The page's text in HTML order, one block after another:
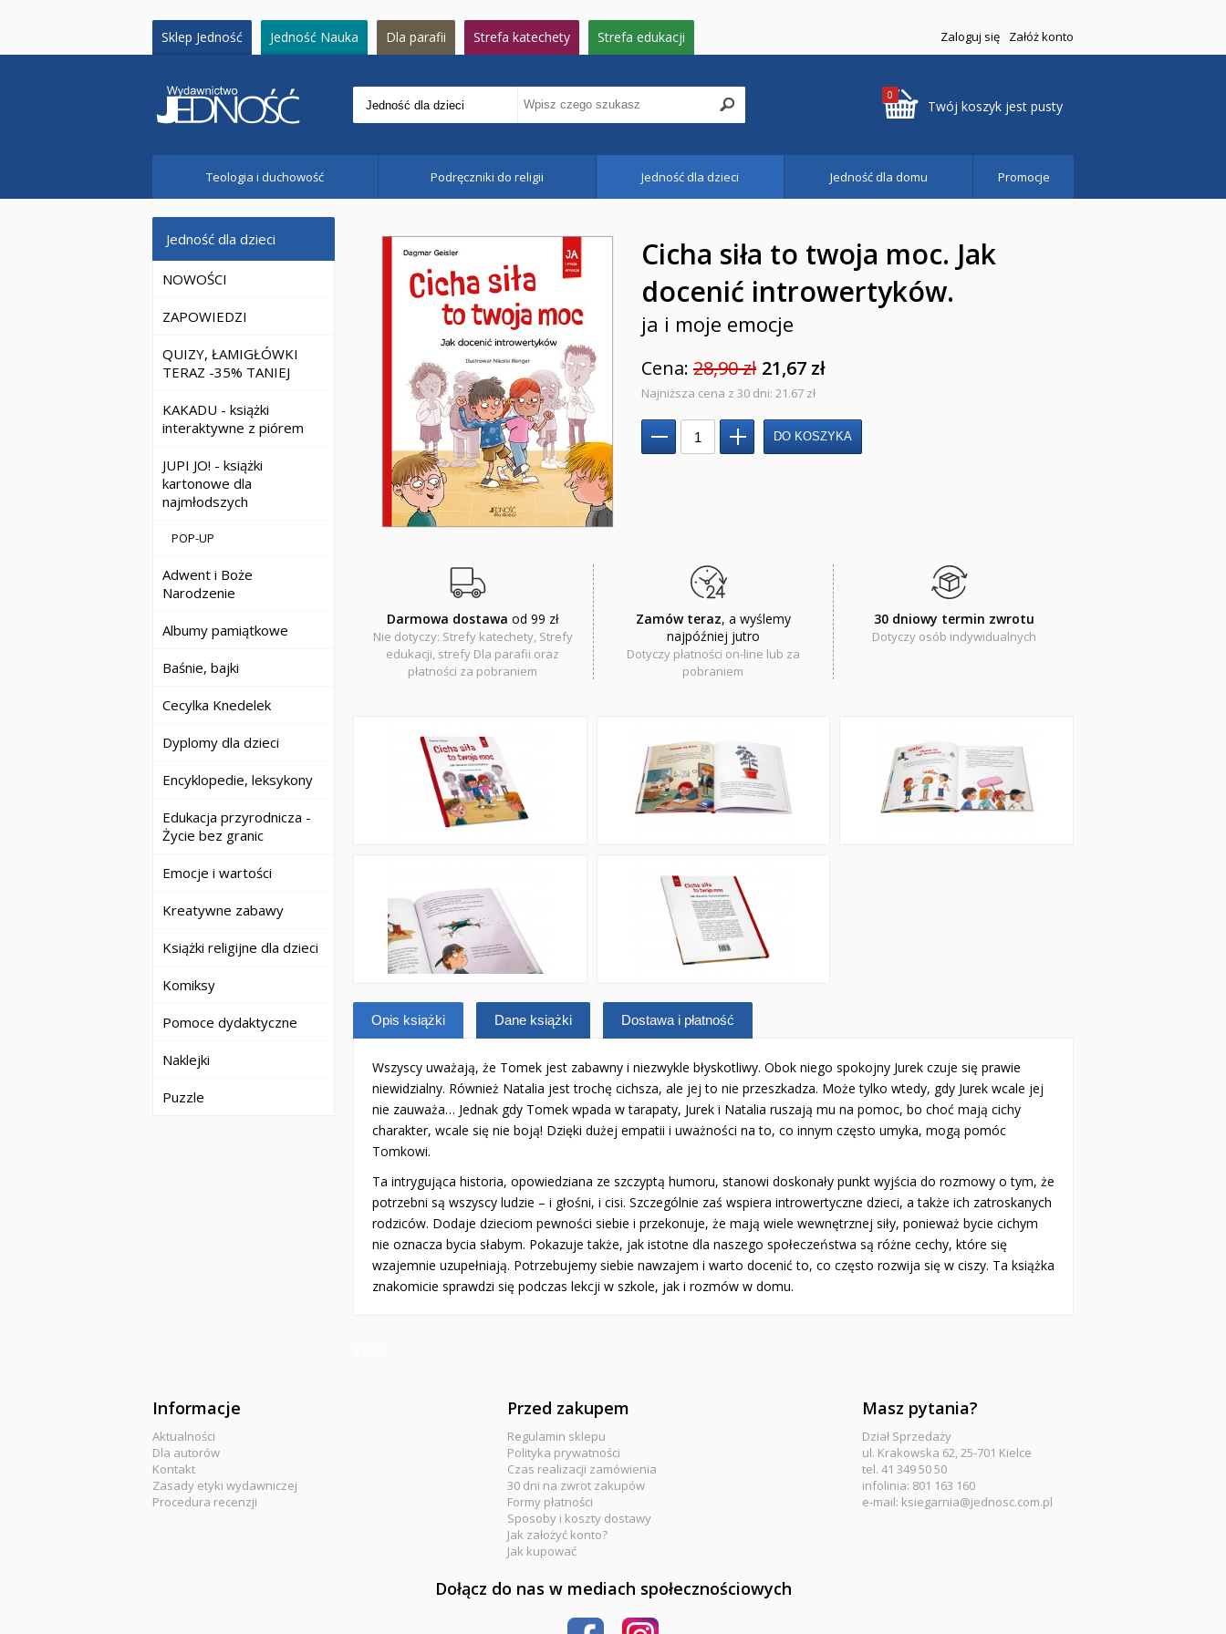
Sklep Jedność Jedność Nauka Dla parafii Strefa katechety Strefa edukacji Zaloguj się Załóż konto
0
Twój koszyk jest pusty
Teologia i duchowość Podręczniki do religii Jedność dla dzieci Jedność dla domu Promocje
Jedność dla dzieci
NOWOŚCI
ZAPOWIEDZI
QUIZY, ŁAMIGŁÓWKI
TERAZ -35% TANIEJ
KAKADU - książki
interaktywne z piórem
JUPI JO! - książki
kartonowe dla
najmłodszych
POP-UP
Adwent i Boże
Narodzenie
Albumy pamiątkowe
Baśnie, bajki
Cecylka Knedelek
Dyplomy dla dzieci
Encyklopedie, leksykony
Edukacja przyrodnicza -
Życie bez granic
Emocje i wartości
Kreatywne zabawy
Książki religijne dla dzieci
Komiksy
Pomoce dydaktyczne
Naklejki
Puzzle
Cicha siła to twoja moc. Jak
docenić introwertyków.
ja i moje emocje
Cena: 28,90 zł 21,67 zł
Najniższa cena z 30 dni: 21.67 zł
Darmowa dostawa od 99 zł
Nie dotyczy: Strefy katechety, Strefy
edukacji, strefy Dla parafii oraz
płatności za pobraniem
Zamów teraz, a wyślemy
najpóźniej jutro
Dotyczy płatności on-line lub za
pobraniem
30 dniowy termin zwrotu
Dotyczy osób indywidualnych
Opis książki Dane książki Dostawa i płatność
Wszyscy uważają, że Tomek jest zabawny i niezwykle błyskotliwy. Obok niego spokojny Jurek czuje się prawie
niewidzialny. Również Natalia jest trochę cichsza, ale jej to nie przeszkadza. Może tylko wtedy, gdy Jurek wcale jej
nie zauważa… Jednak gdy Tomek wpada w tarapaty, Jurek i Natalia ruszają mu na pomoc, bo choć mają cichy
charakter, wcale się nie boją! Dzięki dużej empatii i uważności na to, co innym często umyka, mogą pomóc
Tomkowi.
Ta intrygująca historia, opowiedziana ze szczyptą humoru, stanowi doskonały punkt wyjścia do rozmowy o tym, że
potrzebni są wszyscy ludzie – i głośni, i cisi. Szczególnie zaś wspiera introwertyczne dzieci, a także ich zatroskanych
rodziców. Dodaje dzieciom pewności siebie i przekonuje, że mają wiele wewnętrznej siły, ponieważ bycie cichym
nie oznacza bycia słabym. Pokazuje także, jak istotne dla naszego społeczeństwa są różne cechy, które się
wzajemnie uzupełniają. Potrzebujemy siebie nawzajem i warto docenić to, co często rozwija się w ciszy. Ta książka
znakomicie sprawdzi się podczas lekcji w szkole, jak i rozmów w domu.
Informacje
Aktualności
Dla autorów
Kontakt
Zasady etyki wydawniczej
Procedura recenzji
Przed zakupem
Regulamin sklepu
Polityka prywatności
Czas realizacji zamówienia
30 dni na zwrot zakupów
Formy płatności
Sposoby i koszty dostawy
Jak założyć konto?
Jak kupować
Masz pytania?
Dział Sprzedaży
ul. Krakowska 62, 25-701 Kielce
tel. 41 349 50 50
infolinia: 801 163 160
e-mail: ksiegarnia@jednosc.com.pl
Dołącz do nas w mediach społecznościowych